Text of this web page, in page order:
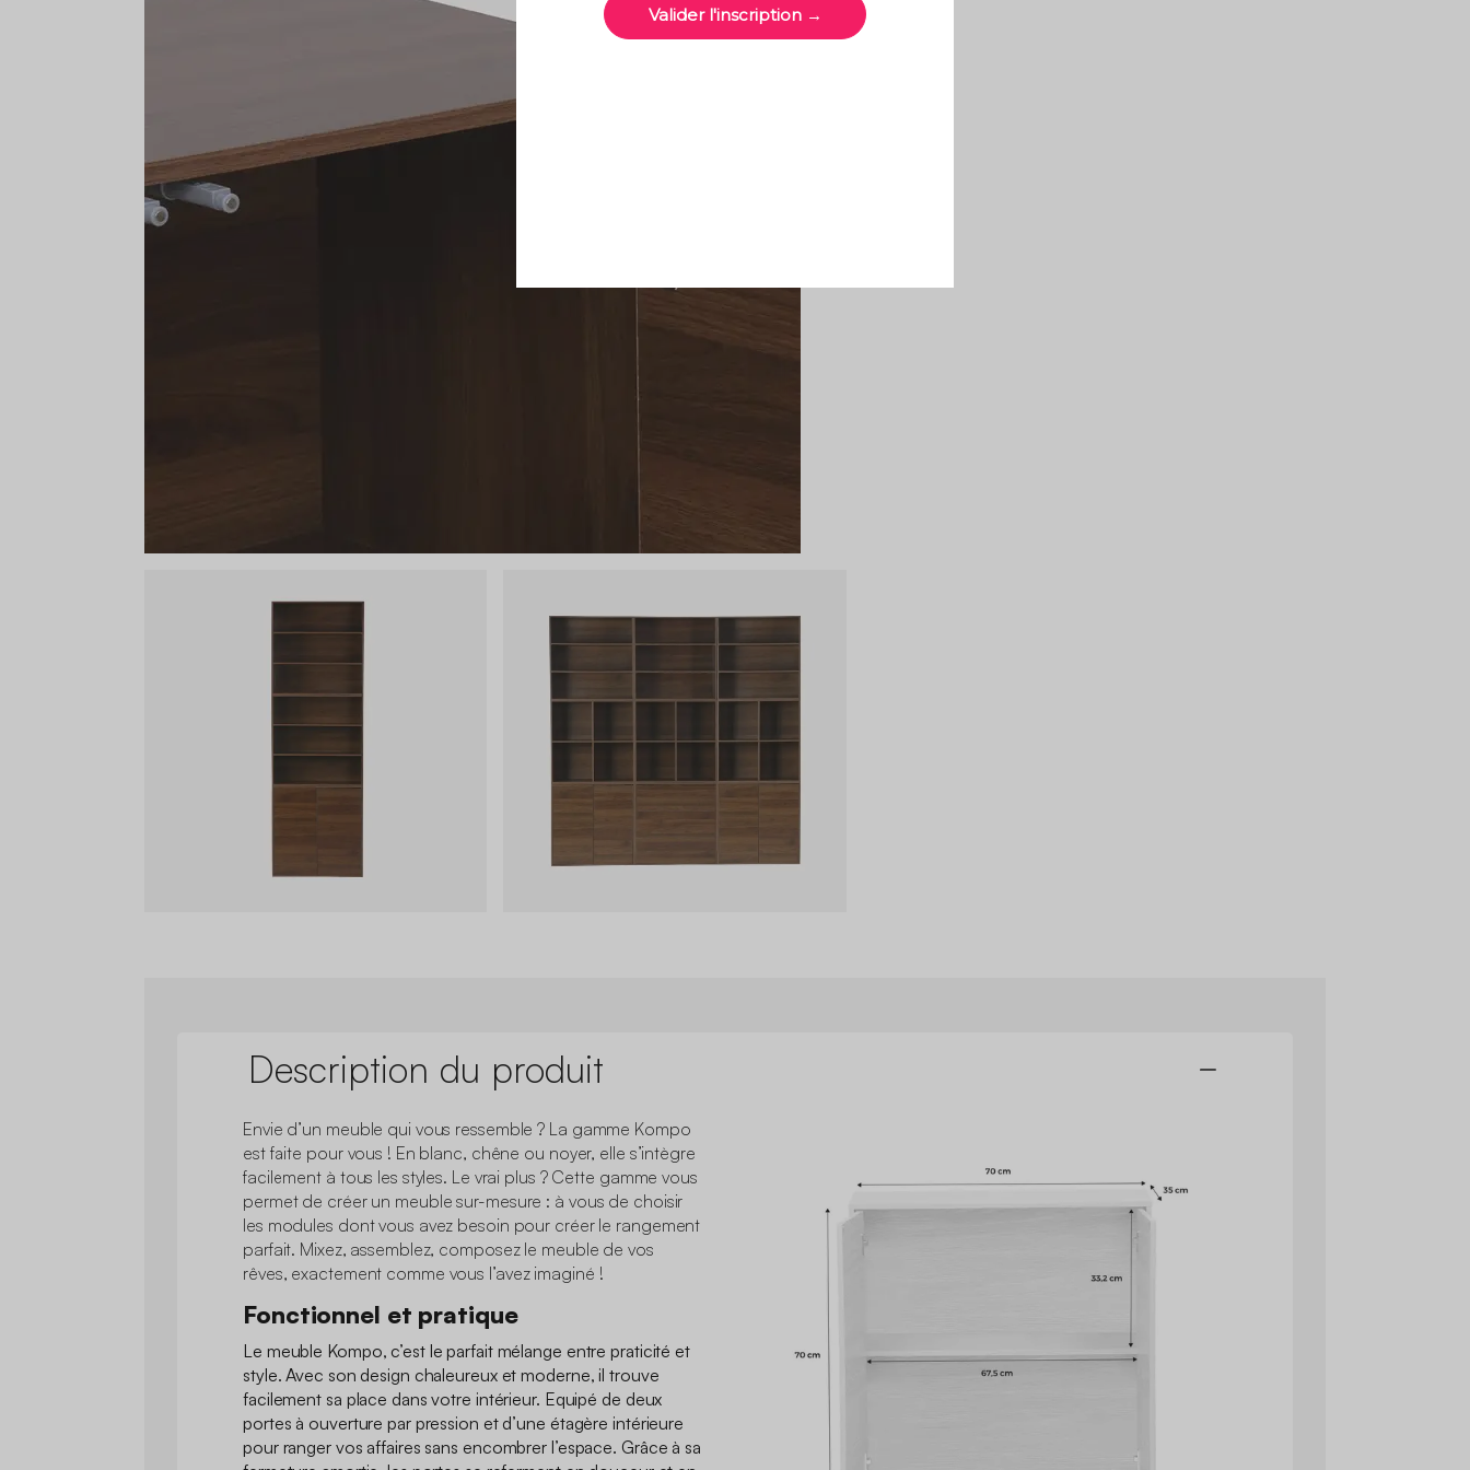
Description du produit
Envie d’un meuble qui vous ressemble ? La gamme Kompo
est faite pour vous ! En blanc, chêne ou noyer, elle s’intègre
facilement à tous les styles. Le vrai plus ? Cette gamme vous
permet de créer un meuble sur-mesure : à vous de choisir
les modules dont vous avez besoin pour créer le rangement
parfait. Mixez, assemblez, composez le meuble de vos
rêves, exactement comme vous l’avez imaginé !
Fonctionnel et pratique
Le meuble Kompo, c’est le parfait mélange entre praticité et
style. Avec son design chaleureux et moderne, il trouve
facilement sa place dans votre intérieur. Equipé de deux
portes à ouverture par pression et d’une étagère intérieure
pour ranger vos affaires sans encombrer l’espace. Grâce à sa